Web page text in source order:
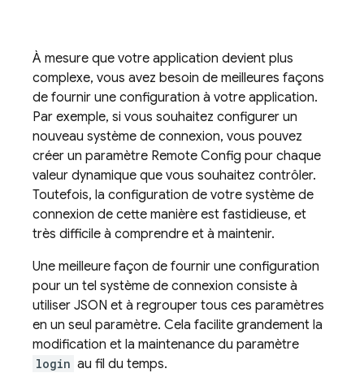
À mesure que votre application devient plus
complexe, vous avez besoin de meilleures façons
de fournir une configuration à votre application.
Par exemple, si vous souhaitez configurer un
nouveau système de connexion, vous pouvez
créer un paramètre Remote Config pour chaque
valeur dynamique que vous souhaitez contrôler.
Toutefois, la configuration de votre système de
connexion de cette manière est fastidieuse, et
très difficile à comprendre et à maintenir.
Une meilleure façon de fournir une configuration
pour un tel système de connexion consiste à
utiliser JSON et à regrouper tous ces paramètres
en un seul paramètre. Cela facilite grandement la
modification et la maintenance du paramètre
login au fil du temps.